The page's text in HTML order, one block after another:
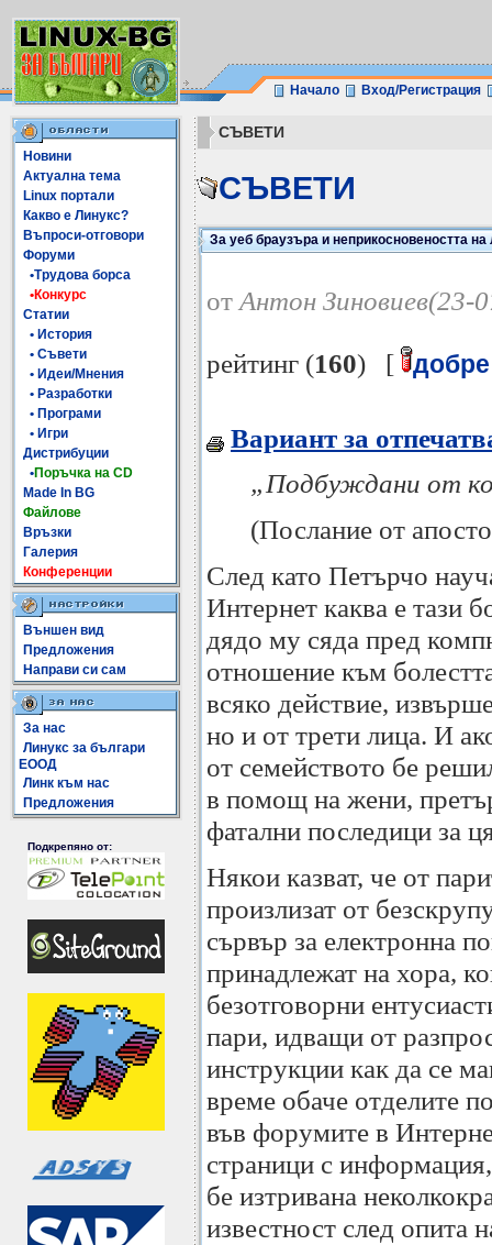
Начало Вход/Регистрация
Новини
Актуална тема
Linux портали
Какво е Линукс?
Въпроси-отговори
Форуми
•Трудова борса
•Конкурс
Статии
• История
• Съвети
• Идеи/Мнения
• Разработки
• Програми
• Игри
Дистрибуции
•Поръчка на CD
Made In BG
Файлове
Връзки
Галерия
Конференции
Външен вид
Предложения
Направи си сам
За нас
Линукс за българи
ЕООД
Линк към нас
Предложения
Подкрепяно от:
СЪВЕТИ
СЪВЕТИ
За уеб браузъра и неприкосновеността
от Антон Зиновиев(23-
рейтинг (160) [ добре
Вариант за
„Подбуждани от
(Послание от
След като Петърчо
Интернет каква е тази
дядо му сяда пред
отношение към
всяко действие,
но и от трети лица. И
от семейството бе
в помощ на жени,
фатални последици за
Някои казват, че от
произлизат от
сървър за електронна
принадлежат на хора,
безотговорни
пари, идващи от
инструкции как да се
време обаче отделите
във форумите в
страници с
бе изтривана
известност след опита